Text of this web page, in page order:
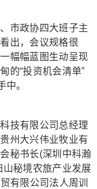
市政协四大班子主
出，会议规格很
幅幅蓝图生动呈现
的“投资机会清单”
中。
技有限公司总经理
州大兴伟业牧业有
秘书长(深圳中科瀚
秘境农旅产业发展
有限公司法人周训